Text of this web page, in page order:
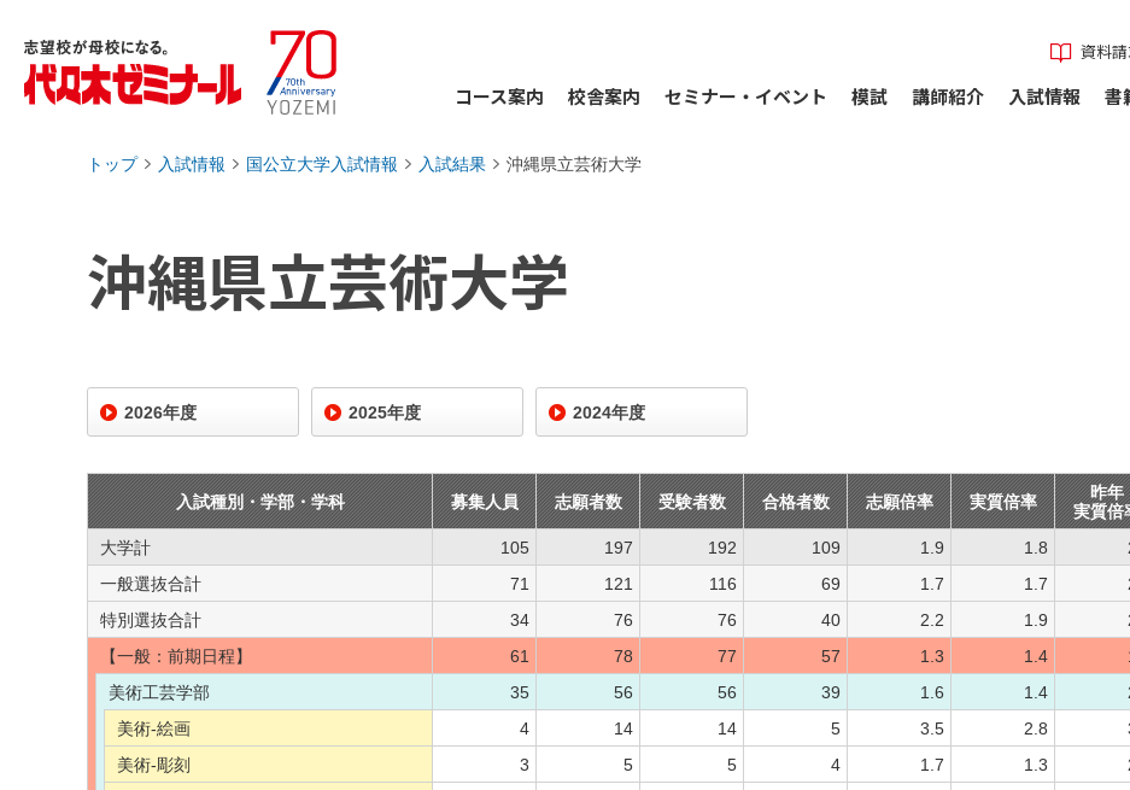
資料
コース案内 校舎案内 セミナー・イベント 模試 講師紹介 入試情報 書
トップ 入試情報 国公立大学入試情報 入試結果 沖縄県立芸術大学
沖縄県立芸術大学
2026年度 2025年度 2024年度
入試種別・学部・学科 募集人員 志願者数 受験者数 合格者数 志願倍率 実質倍率
昨年
実質倍
大学計
105 197 192 109 1.9 1.8
一般選抜合計
71 121 116 69 1.7 1.7
特別選抜合計
34 76 76 40 2.2 1.9
【一般：前期日程】
61 78 77 57 1.3 1.4
美術工芸学部
35 56 56 39 1.6 1.4
美術-絵画
4 14 14 5 3.5 2.8
美術-彫刻
3 5 5 4 1.7 1.3